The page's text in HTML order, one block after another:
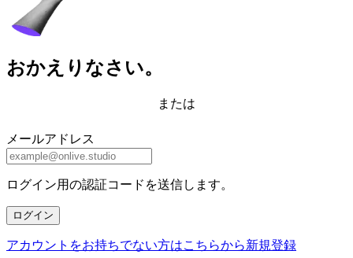
おかえりなさい。
または
メールアドレス
ログイン用の認証コードを送信します。
ログイン
アカウントをお持ちでない方はこちらから新規登録